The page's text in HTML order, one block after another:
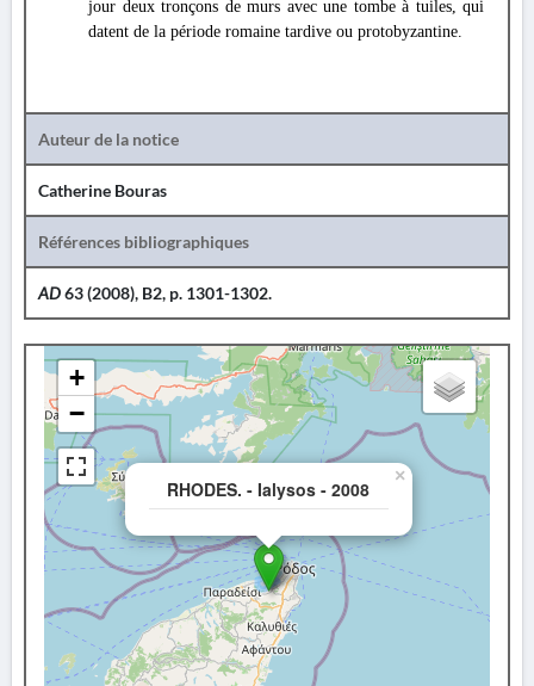
jour deux tronçons de murs avec une tombe à tuiles, qui
datent de la période romaine tardive ou protobyzantine.
Auteur de la notice
Catherine Bouras
Références bibliographiques
AD63 (2008), B2, p. 1301-1302.
RHODES. - Ialysos - 2008
×
+
−